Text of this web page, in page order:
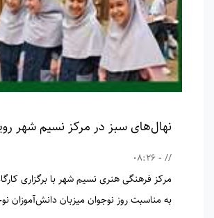
نهال‌های سبز در مرکز نسیم شهر
// - 08:26
مرکز فرهنگی هنری نسیم شهر با برگزاری
به مناسبت روز نوجوان میزبان دانش‌آموزان